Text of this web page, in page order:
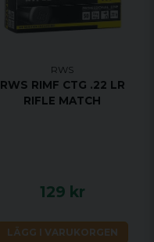
RWS
RWS RIMF CTG .22 LR
RIFLE MATCH
129 kr
LÄGG I VARUKORGEN